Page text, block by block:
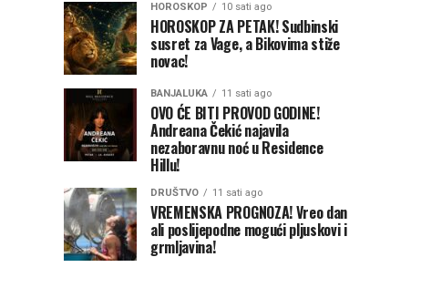
HOROSKOP 10 sati ago
HOROSKOP ZA PETAK! Sudbinski
susret za Vage, a Bikovima stiže
novac!
BANJALUKA 11 sati ago
OVO ĆE BITI PROVOD GODINE!
Andreana Čekić najavila
nezaboravnu noć u Residence
Hillu!
DRUŠTVO 11 sati ago
VREMENSKA PROGNOZA! Vreo dan
ali poslijepodne mogući pljuskovi i
grmljavina!